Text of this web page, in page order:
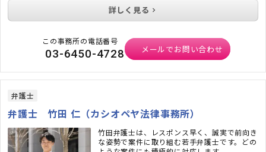
詳しく見る
この事務所の電話番号
03-6450-4728 メールでお問い合わせ
弁護士
弁護士 竹田 仁（カシオペヤ法律事務所）
竹田弁護士は、レスポンス早く、誠実で前向き
な姿勢で案件に取り組む若手弁護士です。どの